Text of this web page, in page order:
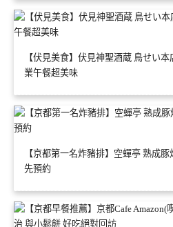
【伏見美食】伏見神聖酒蔵 鳥せい
業午餐超美味
【京都第一名炸豬排】空蟬亭 熟成
先預約